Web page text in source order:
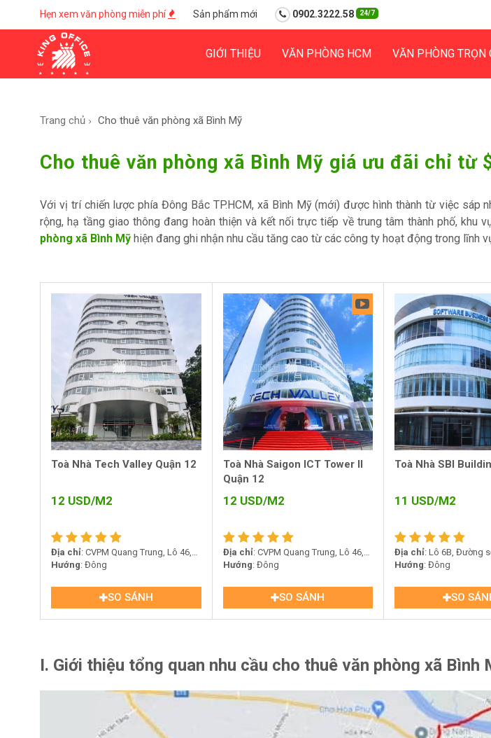
Hẹn xem văn phòng miễn phí Sản phẩm mới 0902.3222.58 24/7
GIỚI THIỆU VĂN PHÒNG HCM VĂN PHÒNG TRỌN
Trang chủ Cho thuê văn phòng xã Bình Mỹ
Cho thuê văn phòng xã Bình Mỹ giá ưu đãi chỉ từ
Với vị trí chiến lược phía Đông Bắc TP.HCM, xã Bình Mỹ (mới) được hình thành từ việc sáp
rộng, hạ tầng giao thông đang hoàn thiện và kết nối trực tiếp về trung tâm thành phố, khu
phòng xã Bình Mỹ hiện đang ghi nhận nhu cầu tăng cao từ các công ty hoạt động trong
Toà Nhà Tech Valley Quận 12
12 USD/M2
Địa chỉ: CVPM Quang Trung, Lô 46,
Tân Chánh Hiệp, Quận 12, Hồ Chí
Hướng : Đông
SO SÁNH
Toà Nhà Saigon ICT Tower II
Quận 12
12 USD/M2
Địa chỉ: CVPM Quang Trung, Lô 46,
Tân Chánh Hiệp, Quận 12, Hồ Chí
Hướng : Đông
SO SÁNH
Toà Nhà SBI
11 USD/M2
Địa chỉ: Lô 6B, Đường
Tân Chánh Hiệp, Quận 12
Hướng : Đông
SO
I. Giới thiệu tổng quan nhu cầu cho thuê văn phòng xã Bình